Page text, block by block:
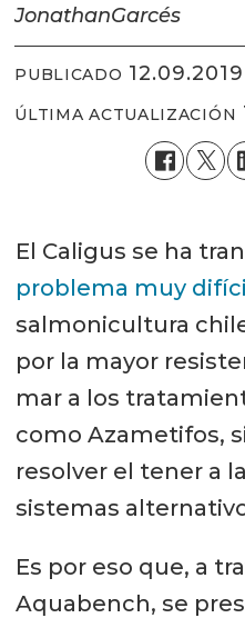
JonathanGarcés
PUBLICADO
ÚLTIMA ACTUALIZACIÓN
El Caligus se ha
problema muy
salmonicultura
por la mayor
mar a los
como Azametifos,
resolver el tener a
sistemas
Es por eso que, a
Aquabench, se